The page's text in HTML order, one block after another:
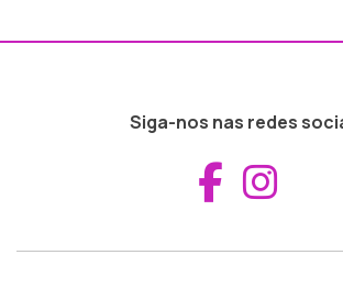
Siga-nos nas redes